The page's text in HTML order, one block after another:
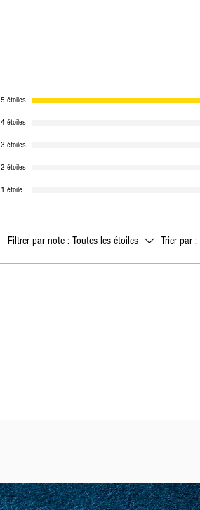
5 étoiles
4 étoiles
3 étoiles
2 étoiles
1 étoile
Filtrer par note : Toutes les étoiles Trier par :